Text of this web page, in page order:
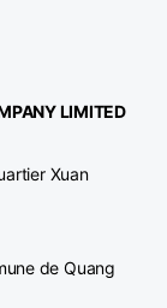
LIMITED
Xuan
de Quang